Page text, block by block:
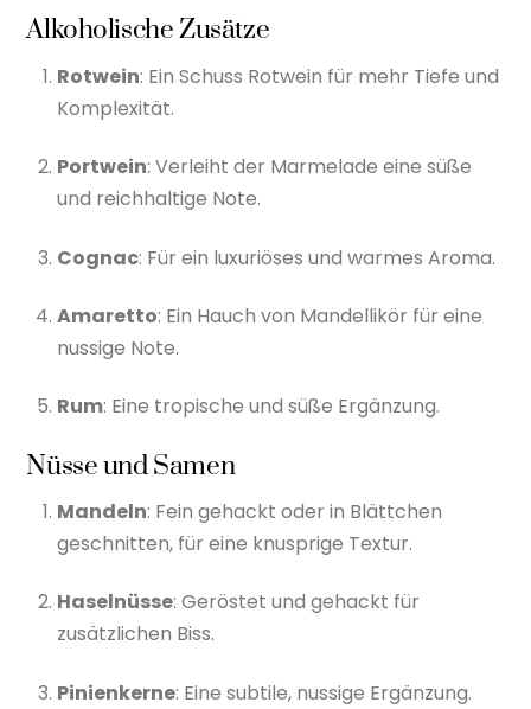
Alkoholische Zusätze
Rotwein: Ein Schuss Rotwein für mehr Tiefe und
Komplexität.
Portwein: Verleiht der Marmelade eine süße
und reichhaltige Note.
Cognac: Für ein luxuriöses und warmes Aroma.
Amaretto: Ein Hauch von Mandellikör für eine
nussige Note.
Rum: Eine tropische und süße Ergänzung.
Nüsse und Samen
Mandeln: Fein gehackt oder in Blättchen
geschnitten, für eine knusprige Textur.
Haselnüsse: Geröstet und gehackt für
zusätzlichen Biss.
Pinienkerne: Eine subtile, nussige Ergänzung.